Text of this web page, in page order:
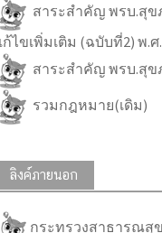
สาระสำคัญ พรบ.สุข
ไขเพิ่มเติม (ฉบับที่2) พ.ศ
สาระสำคัญ พรบ.สุข
รวมกฎหมาย(เดิม)
ลิงค์ภายนอก
กระทรวงสาธารณสุข